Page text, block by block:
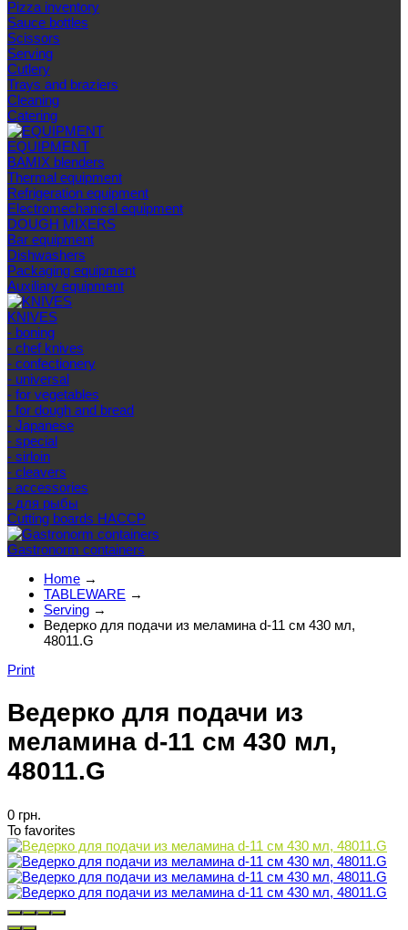
Pizza inventory
Sauce bottles
Scissors
Serving
Cutlery
Trays and braziers
Сleaning
Catering
EQUIPMENT
BAMIX blenders
Thermal equipment
Refrigeration equipment
Electromechanical equipment
DOUGH MIXERS
Bar equipment
Dishwashers
Packaging equipment
Auxiliary equipment
KNIVES
- boning
- chef knives
- confectionery
- universal
- for vegetables
- for dough and bread
- Japanese
- special
- sirloin
- cleavers
- accessories
- для рыбы
Cutting boards HACCP
Gastronorm containers
Home →
TABLEWARE →
Serving →
Ведерко для подачи из меламина d-11 см 430 мл,
48011.G
Print
Ведерко для подачи из
меламина d-11 см 430 мл,
48011.G
0 грн.
To favorites